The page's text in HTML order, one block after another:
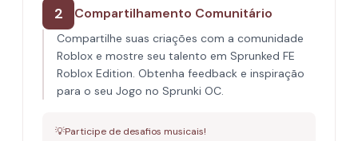
2 Compartilhamento Comunitário
Compartilhe suas criações com a comunidade
Roblox e mostre seu talento em Sprunked FE
Roblox Edition. Obtenha feedback e inspiração
para o seu Jogo no Sprunki OC.
💡Participe de desafios musicais!